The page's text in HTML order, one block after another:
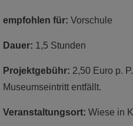
empfohlen für: Vorschule
Dauer: 1,5 Stunden
Projektgebühr: 2,50 Euro p.
Museumseintritt entfällt.
Veranstaltungsort: Wiese in